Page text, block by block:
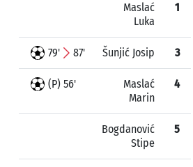
Maslać
Luka
1
79' 87' Šunjić Josip 3
(P) 56'
Maslać
Marin
4
Bogdanović
Stipe
5